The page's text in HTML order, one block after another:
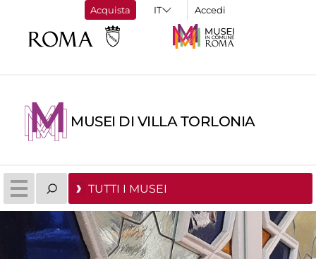
Acquista Accedi
MUSEI DI VILLA TORLONIA
TUTTI I MUSEI